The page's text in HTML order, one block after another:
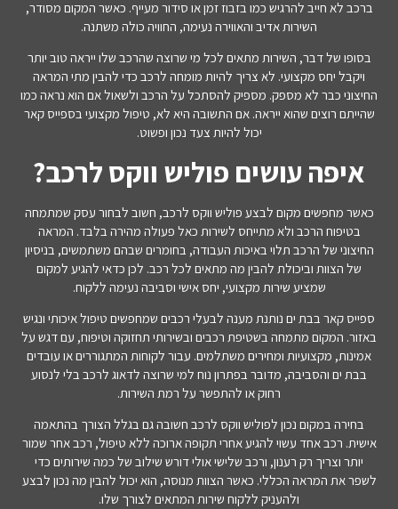
ברכב לא חייב להרגיש כמו בזבוז זמן או סידור מעייף. כאשר המקום מסודר,
השירות אדיב והאווירה נעימה, החוויה כולה משתנה.
בסופו של דבר, השירות מתאים לכל מי שרוצה שהרכב שלו ייראה טוב יותר
ויקבל יחס מקצועי. לא צריך להיות מומחה לרכב כדי להבין מתי המראה
החיצוני כבר לא מספק. מספיק להסתכל על הרכב ולשאול אם הוא נראה כמו
שהייתם רוצים שהוא ייראה. אם התשובה היא לא, טיפול מקצועי בספייס קאר
יכול להיות צעד נכון ופשוט.
איפה עושים פוליש ווקס לרכב?
כאשר מחפשים מקום לבצע פוליש ווקס לרכב, חשוב לבחור עסק שמתמחה
בטיפוח הרכב ולא מתייחס לשירות כאל פעולה מהירה בלבד. המראה
החיצוני של הרכב תלוי באיכות העבודה, בחומרים שבהם משתמשים, בניסיון
של הצוות וביכולת להבין מה מתאים לכל רכב. לכן כדאי להגיע למקום
שמציע שירות מקצועי, יחס אישי וסביבה נעימה ללקוח.
ספייס קאר בבת ים נותנת מענה לבעלי רכבים שמחפשים טיפול איכותי ונגיש
באזור. המקום מתמחה בשטיפת רכבים ובשירותי תחזוקה וטיפוח, עם דגש על
אמינות, מקצועיות ומחירים משתלמים. עבור לקוחות המתגוררים או עובדים
בבת ים והסביבה, מדובר בפתרון נוח למי שרוצה לדאוג לרכב בלי לנסוע
רחוק או להתפשר על רמת השירות.
בחירה במקום נכון לפוליש ווקס לרכב חשובה גם בגלל הצורך בהתאמה
אישית. רכב אחד עשוי להגיע אחרי תקופה ארוכה ללא טיפול, רכב אחר שמור
יותר וצריך רק רענון, ורכב שלישי אולי דורש שילוב של כמה שירותים כדי
לשפר את המראה הכללי. כאשר הצוות מנוסה, הוא יכול להבין מה נכון לבצע
ולהעניק ללקוח שירות המתאים לצורך שלו.